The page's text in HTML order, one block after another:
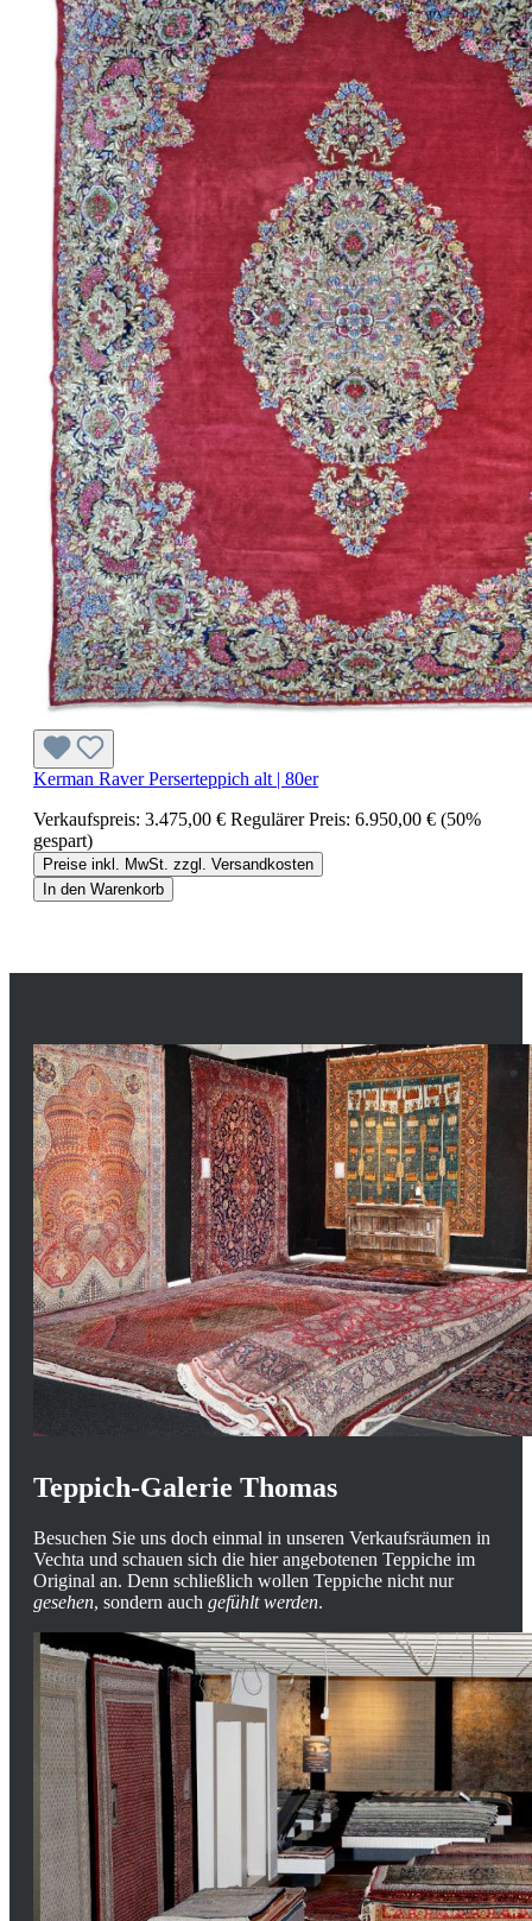
Kerman Raver Perserteppich alt | 80er
Verkaufspreis: 3.475,00 € Regulärer Preis: 6.950,00 € (50%
gespart)
Preise inkl. MwSt. zzgl. Versandkosten
In den Warenkorb
Teppich-Galerie Thomas
Besuchen Sie uns doch einmal in unseren Verkaufsräumen in
Vechta und schauen sich die hier angebotenen Teppiche im
Original an. Denn schließlich wollen Teppiche nicht nur
gesehen, sondern auch gefühlt werden.